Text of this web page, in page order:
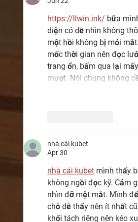
https://llwin.ink/ bữa
diện có dễ nhìn không
một hồi không bị mỏi
mốc thời gian nên đọc
trang ổn, bấm qua lại
mượt. Nói chung không
nhà cái kubet
Apr 30
nhà cái kubet mình thấy
không ngồi đọc kỹ. Cảm
nhìn đỡ mệt mắt. Mình
chỗ dễ thấy nên ít nhất
khối tách riêng nên kéo